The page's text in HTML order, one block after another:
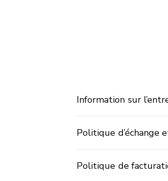
Information sur
Politique d’échange
Politique de